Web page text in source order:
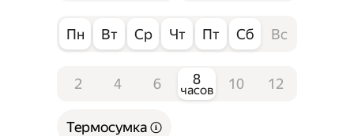
Пн Вт Ср Чт Пт Сб Вс
2 4 6 8
часов 10 12
Термосумка